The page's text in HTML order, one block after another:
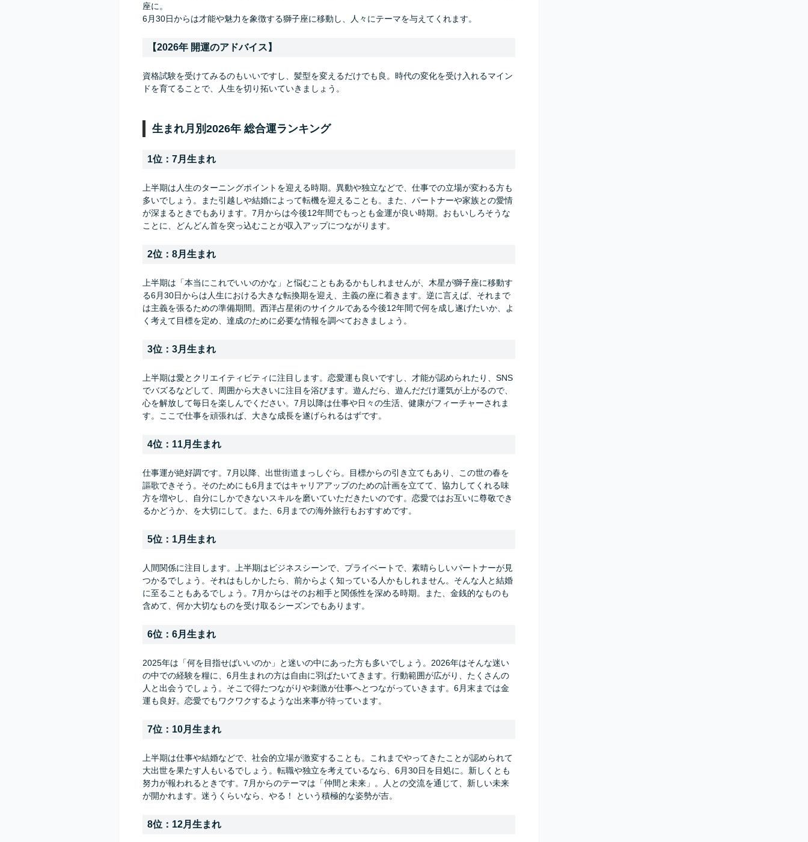
座に。
6月30日からは才能や魅力を象徴する獅子座に移動し、人々にテーマを与えてくれます。
【2026年 開運のアドバイス】
資格試験を受けてみるのもいいですし、髪型を変えるだけでも良。時代の変化を受け入れるマイン
ドを育てることで、人生を切り拓いていきましょう。
生まれ月別2026年 総合運ランキング
1位：7月生まれ
上半期は人生のターニングポイントを迎える時期。異動や独立などで、仕事での立場が変わる方も
多いでしょう。また引越しや結婚によって転機を迎えることも。また、パートナーや家族との愛情
が深まるときでもあります。7月からは今後12年間でもっとも金運が良い時期。おもいしろそうな
ことに、どんどん首を突っ込むことが収入アップにつながります。
2位：8月生まれ
上半期は「本当にこれでいいのかな」と悩むこともあるかもしれませんが、木星が獅子座に移動す
る6月30日からは人生における大きな転換期を迎え、主義の座に着きます。逆に言えば、それまで
は主義を張るための準備期間。西洋占星術のサイクルである今後12年間で何を成し遂げたいか、よ
く考えて目標を定め、達成のために必要な情報を調べておきましょう。
3位：3月生まれ
上半期は愛とクリエイティビティに注目します。恋愛運も良いですし、才能が認められたり、SNS
でバズるなどして、周囲から大きいに注目を浴びます。遊んだら、遊んだだけ運気が上がるので、
心を解放して毎日を楽しんでください。7月以降は仕事や日々の生活、健康がフィーチャーされま
す。ここで仕事を頑張れば、大きな成長を遂げられるはずです。
4位：11月生まれ
仕事運が絶好調です。7月以降、出世街道まっしぐら。目標からの引き立てもあり、この世の春を
謳歌できそう。そのためにも6月まではキャリアアップのための計画を立てて、協力してくれる味
方を増やし、自分にしかできないスキルを磨いていただきたいのです。恋愛ではお互いに尊敬でき
るかどうか、を大切にして。また、6月までの海外旅行もおすすめです。
5位：1月生まれ
人間関係に注目します。上半期はビジネスシーンで、プライベートで、素晴らしいパートナーが見
つかるでしょう。それはもしかしたら、前からよく知っている人かもしれません。そんな人と結婚
に至ることもあるでしょう。7月からはそのお相手と関係性を深める時期。また、金銭的なものも
含めて、何か大切なものを受け取るシーズンでもあります。
6位：6月生まれ
2025年は「何を目指せばいいのか」と迷いの中にあった方も多いでしょう。2026年はそんな迷い
の中での経験を糧に、6月生まれの方は自由に羽ばたいてきます。行動範囲が広がり、たくさんの
人と出会うでしょう。そこで得たつながりや刺激が仕事へとつながっていきます。6月末までは金
運も良好。恋愛でもワクワクするような出来事が待っています。
7位：10月生まれ
上半期は仕事や結婚などで、社会的立場が激変することも。これまでやってきたことが認められて
大出世を果たす人もいるでしょう。転職や独立を考えているなら、6月30日を目処に。新しくとも
努力が報われるときです。7月からのテーマは「仲間と未来」。人との交流を通じて、新しい未来
が開かれます。迷うくらいなら、やる！ という積極的な姿勢が吉。
8位：12月生まれ